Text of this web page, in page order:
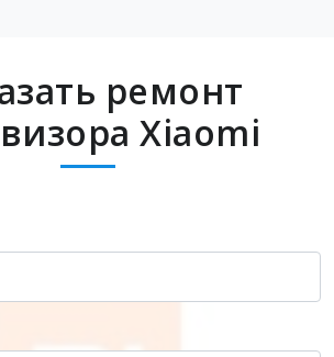
ремонт
Xiaomi